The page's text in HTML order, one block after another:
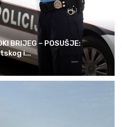
BRIJEG – POSUŠJE:
i...